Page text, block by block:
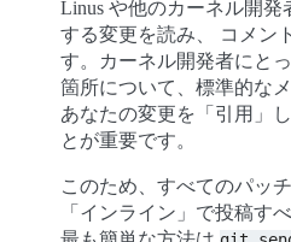
Linus や他のカーネル開
する変更を読み、 コメン
す。カーネル開発者にと
箇所について、標準的な
あなたの変更を「引用」
とが重要です。
このため、すべてのパッ
「インライン」で投稿す